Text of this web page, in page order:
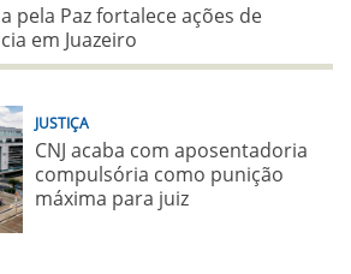
pela Paz fortalece ações de
em Juazeiro
JUSTIÇA
CNJ acaba com aposentadoria
compulsória como punição
máxima para juiz